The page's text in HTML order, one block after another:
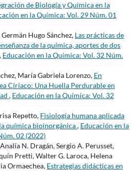
de Biología y Química en la
en la Química: Vol. 29 Núm. 01
Hugo Sánchez, Las prácticas de
de la química, aportes de dos
, Educación en la Química: Vol. 32 Núm.
María Gabriela Lorenzo, En
Ciriaco: Una Huella Perdurable en
, Educación en la Química: Vol. 32
Repetto, Fisiología humana aplicada
química bioinorgánica, Educación en la
02 (2022)
N. Dragán, Sergio A. Perusset,
Pretti, Walter G. Laroca, Helena
Ormaechea, Estrategias didácticas en